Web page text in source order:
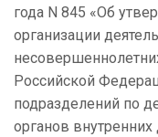
года N 845 «Об
организации
Российской
подразделений по
органов